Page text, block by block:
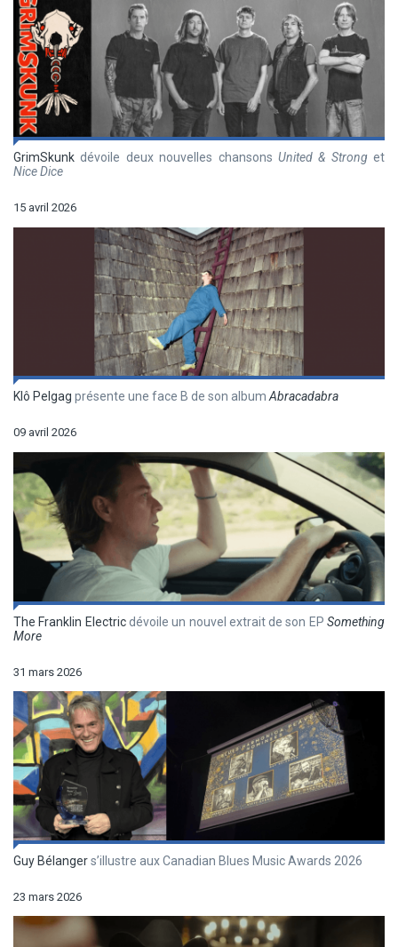
GrimSkunk dévoile deux nouvelles chansons United & Stronget
Nice Dice
15 avril 2026
Klô Pelgag présente une face B de son albumAbracadabra
09 avril 2026
The Franklin Electricdévoile un nouvel extrait de son EPSomething
More
31 mars 2026
Guy Bélangers’illustre aux Canadian Blues Music Awards 2026
23 mars 2026